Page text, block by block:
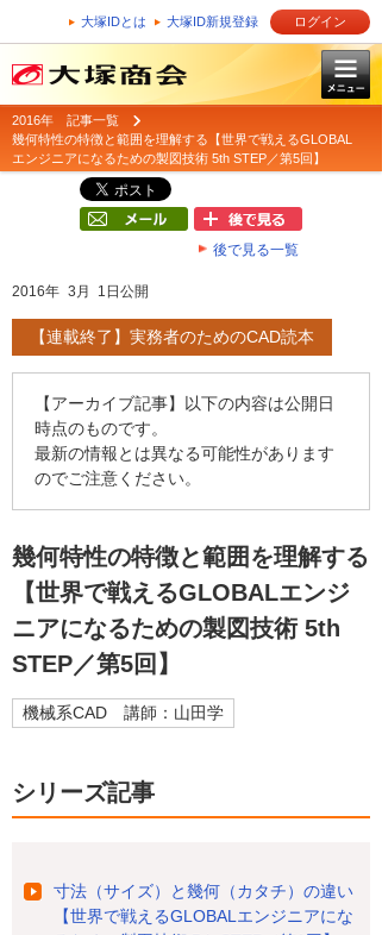
大塚IDとは 大塚ID新規登録 ログイン
2016年 記事一覧
幾何特性の特徴と範囲を理解する【世界で戦えるGLOBAL
エンジニアになるための製図技術 5th STEP／第5回】
後で見る一覧
2016年 3月 1日公開
【連載終了】実務者のためのCAD読本
【アーカイブ記事】以下の内容は公開日
時点のものです。
最新の情報とは異なる可能性があります
のでご注意ください。
幾何特性の特徴と範囲を理解する
【世界で戦えるGLOBALエンジ
ニアになるための製図技術 5th
STEP／第5回】
機械系CAD 講師：山田学
シリーズ記事
寸法（サイズ）と幾何（カタチ）の違い
【世界で戦えるGLOBALエンジニアにな